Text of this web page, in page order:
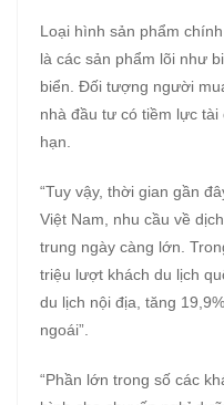
Loại hình sản phẩm
là các sản phẩm lõi như
biển. Đối tượng người
nhà đầu tư có tiềm lực
hạn.
“Tuy vậy, thời gian gần
Việt Nam, nhu cầu về
trung ngày càng lớn.
triệu lượt khách du lịch
du lịch nội địa, tăng
ngoái”.
“Phần lớn trong số các